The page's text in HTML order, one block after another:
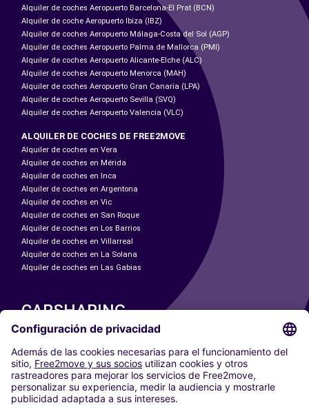
Alquiler de coches Aeropuerto Barcelona-El Prat (BCN)
Alquiler de coche Aeropuerto Ibiza (IBZ)
Alquiler de coches Aeropuerto Málaga-Costa del Sol (AGP)
Alquiler de coches Aeropuerto Palma de Mallorca (PMI)
Alquiler de coches Aeropuerto Alicante-Elche (ALC)
Alquiler de coches Aeropuerto Menorca (MAH)
Alquiler de coches Aeropuerto Gran Canaria (LPA)
Alquiler de coches Aeropuerto Sevilla (SVQ)
Alquiler de coches Aeropuerto Valencia (VLC)
ALQUILER DE COCHES DE FREE2MOVE
Alquiler de coches en Vera
Alquiler de coches en Mérida
Alquiler de coches en Inca
Alquiler de coches en Argentona
Alquiler de coches en Vic
Alquiler de coches en San Roque
Alquiler de coches en Los Barrios
Alquiler de coches en Villarreal
Alquiler de coches en La Solana
Alquiler de coches en Las Gabias
CARSHARING
NUESTRAS CIUDADES
Paris
Madrid
Washington DC
Milán